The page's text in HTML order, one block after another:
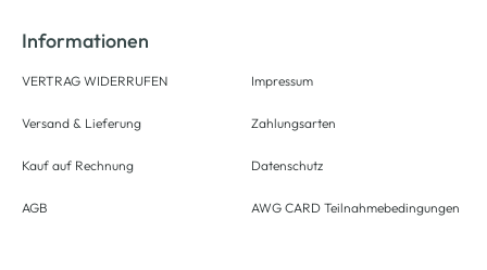
Informationen
VERTRAG WIDERRUFEN
Versand & Lieferung
Kauf auf Rechnung
AGB
Impressum
Zahlungsarten
Datenschutz
AWG CARD Teilnahmebedingungen